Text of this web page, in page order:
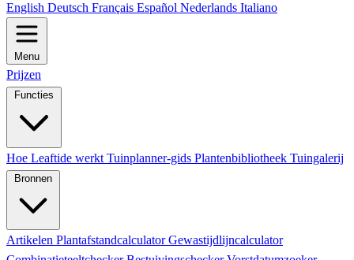
English Deutsch Français Español Nederlands Italiano
Menu
Prijzen
Functies
Hoe Leaftide werkt Tuinplanner-gids Plantenbibliotheek Tuingalerij
Bronnen
Artikelen PlantafstandcalculatorGewastijdlijncalculator